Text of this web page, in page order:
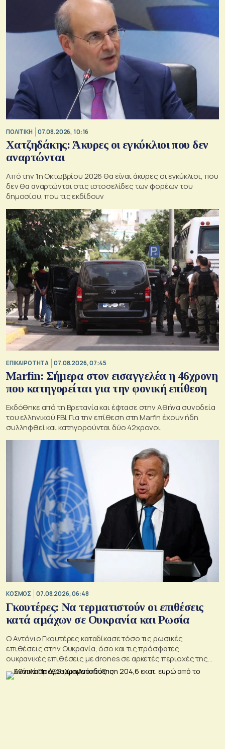
ΠΟΛΙΤΙΚΗ 07.08.2026, 10:16
Χατζηδάκης: Άκυρες οι εγκύκλιοι που δεν
αναρτώνται
Από την 1η Οκτωβρίου 2026 θα είναι άκυρες οι εγκύκλιοι, που
δεν θα αναρτώνται στις ιστοσελίδες των φορέων του
δημοσίου, που τις εκδίδουν
ΕΠΙΚΑΙΡΟΤΗΤΑ 07.08.2026, 07:45
Marfin: Σήμερα στον εισαγγελέα η 46χρονη
που κατηγορείται για την φονική επίθεση
Εκδόθηκε από τη Βρετανία και έφτασε στην Αθήνα συνοδεία
του ελληνικού FBI. Για την επίθεση στη Marfin έχουν ήδη
συλληφθεί και κατηγορούνται δύο 42χρονοι
ΚΟΣΜΟΣ 07.08.2026, 06:48
Γκουτέρες: Να τερματιστούν οι επιθέσεις
κατά αμάχων σε Ουκρανία και Ρωσία
Ο Αντόνιο Γκουτέρες καταδίκασε τόσο τις ρωσικές
επιθέσεις στην Ουκρανία, όσο και τις πρόσφατες
ουκρανικές επιθέσεις με drones σε αρκετές περιοχές της
Ρωσίας, οι οποίες προκάλεσαν απώλειες μεταξύ αμάχων και
ζημιές σε μη στρατιωτικές υποδομές.